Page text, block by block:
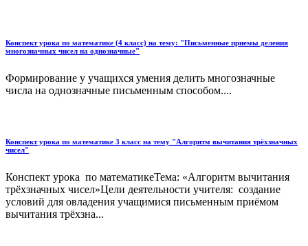
Конспект урока по математике (4 класс) на тему: "Письменные приемы деления
многозначных чисел на однозначные"
Формирование у учащихся умения делить многозначные
числа на однозначные письменным способом....
Конспект урока по математике 3 класс на тему "Алгоритм вычитания трёхзначных
чисел"
Конспект урока по математикеТема: «Алгоритм вычитания
трёхзначных чисел»Цели деятельности учителя: создание
условий для овладения учащимися письменным приёмом
вычитания трёхзна...